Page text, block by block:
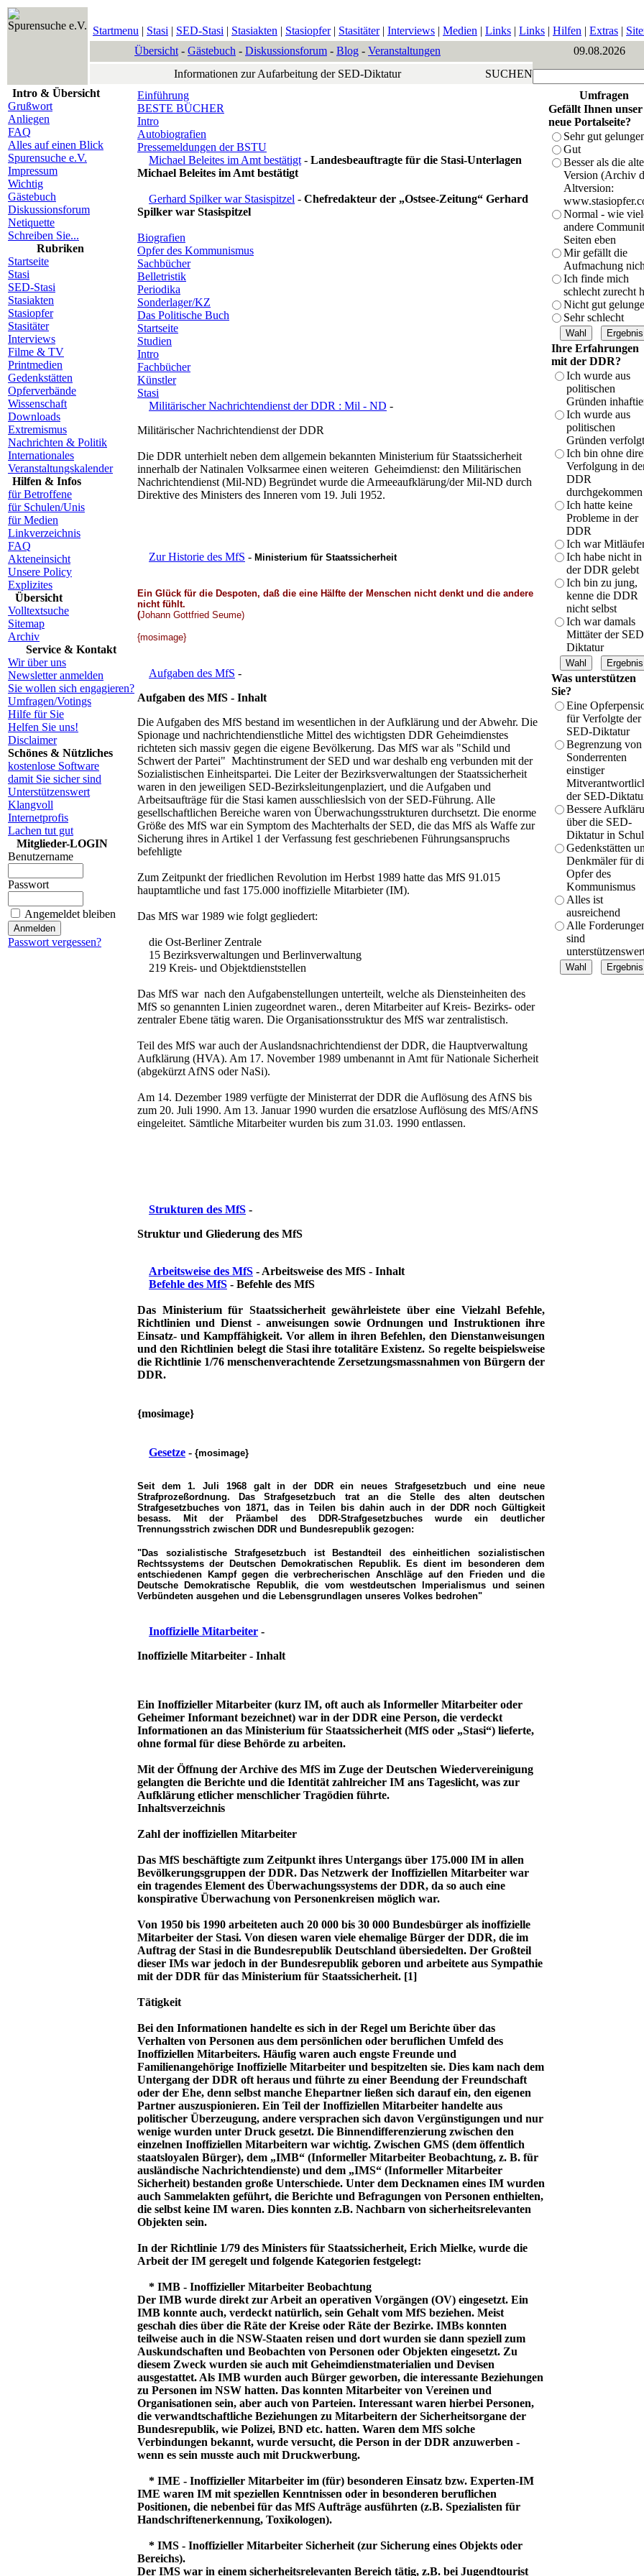
Spurensuche e.V. Startmenu | Stasi | SED-Stasi | Stasiakten | Stasiopfer| Stasitäter| Interviews | Medien | Links | Links | Hilfen | Extras |
Übersicht - Gästebuch - Diskussionsforum - Blog - Veranstaltungen
09.08.2026
Informationen zur Aufarbeitung der SED-Diktatur
SUCHEN
Intro & Übersicht
Grußwort
Anliegen
FAQ
Alles auf einen Blick
Spurensuche e.V.
Impressum
Wichtig
Gästebuch
Diskussionsforum
Netiquette
Schreiben Sie...
Rubriken
Startseite
Stasi
SED-Stasi
Stasiakten
Stasiopfer
Stasitäter
Interviews
Filme & TV
Printmedien
Gedenkstätten
Opferverbände
Wissenschaft
Downloads
Extremismus
Nachrichten & Politik
Internationales
Veranstaltungskalender
Hilfen & Infos
für Betroffene
für Schulen/Unis
für Medien
Linkverzeichnis
FAQ
Akteneinsicht
Unsere Policy
Explizites
Übersicht
Volltextsuche
Sitemap
Archiv
Service & Kontakt
Wir über uns
Newsletter anmelden
Sie wollen sich engagieren?
Umfragen/Votings
Hilfe für Sie
Helfen Sie uns!
Disclaimer
Schönes & Nützliches
kostenlose Software
damit Sie sicher sind
Unterstützenswert
Klangvoll
Internetprofis
Lachen tut gut
Mitglieder-LOGIN
Benutzername
Passwort
Angemeldet bleiben
Passwort vergessen?
Einführung
BESTE BÜCHER
Intro
Autobiografien
Pressemeldungen der BSTU
Michael Beleites im Amt bestätigt - Landesbeauftragte für die Stasi-Unterlagen
Michael Beleites im Amt bestätigt
Gerhard Spilker war Stasispitzel - Chefredakteur der „Ostsee-Zeitung“ Gerhard
Spilker war Stasispitzel
Biografien
Opfer des Kommunismus
Sachbücher
Belletristik
Periodika
Sonderlager/KZ
Das Politische Buch
Startseite
Studien
Intro
Fachbücher
Künstler
Stasi
Militärischer Nachrichtendienst der DDR : Mil - ND -
Militärischer Nachrichtendienst der DDR
Die DDR unterhielt neben dem allgemein bekannten Ministerium für Staatssicherheit
innerhalb der Natinalen Volksarmee einen weiteren Geheimdienst: den Militärischen
Nachrichtendienst (Mil-ND) Begründet wurde die Armeeaufklärung/der Mil-ND durch
Direktive des Ministers des Inneren vom 19. Juli 1952.
Zur Historie des MfS - Ministerium für Staatssicherheit
Ein Glück für die Despoten, daß die eine Hälfte der Menschen nicht denkt und die andere
nicht fühlt.
(Johann Gottfried Seume)
{mosimage}
Aufgaben des MfS -
Aufgaben des MfS - Inhalt
Die Aufgaben des MfS bestand im wesentlichen in der Aufklärung und der Abwehr. Die
Spionage und nachrichtendienstliche Mittel des wichtigsten DDR Geheimdienstes
richteten sich massiv gegen die eigene Bevölkerung. Das MfS war als "Schild und
Schwert der Partei" Machtinstrument der SED und war deshalb eng verbunden mit der
Sozialistischen Einheitspartei. Die Leiter der Bezirksverwaltungen der Staatssicherheit
waren in den jeweiligen SED-Bezirksleitungenplaziert, und die Aufgaben und
Arbeitsaufträge für die Stasi kamen ausschlieslsich von der SED-Führung. Alle
gesellschaftlichen Bereiche waren von Überwachungsstrukturen durchsetzt. Die enorme
Größe des MfS war ein Symptom des Machterhalts der SED, die das MfS als Waffe zur
Sicherung ihres in Artikel 1 der Verfassung fest geschriebenen Führungsanspruchs
befehligte
Zum Zeitpunkt der friedlichen Revolution im Herbst 1989 hatte das MfS 91.015
hauptamtliche und fast 175.000 inoffizielle Mitarbieter (IM).
Das MfS war 1989 wie folgt gegliedert:
die Ost-Berliner Zentrale
15 Bezirksverwaltungen und Berlinverwaltung
219 Kreis- und Objektdienststellen
Das MfS war nach den Aufgabenstellungen unterteilt, welche als Diensteinheiten des
MfS so genannten Linien zugeordnet waren., deren Mitarbeiter auf Kreis- Bezirks- oder
zentraler Ebene tätig waren. Die Organisationsstruktur des MfS war zentralistisch.
Teil des MfS war auch der Auslandsnachrichtendienst der DDR, die Hauptverwaltung
Aufklärung (HVA). Am 17. November 1989 umbenannt in Amt für Nationale Sicherheit
(abgekürzt AfNS oder NaSi).
Am 14. Dezember 1989 verfügte der Ministerrat der DDR die Auflösung des AfNS bis
zum 20. Juli 1990. Am 13. Januar 1990 wurden die ersatzlose Auflösung des MfS/AfNS
eingeleitet. Sämtliche Mitarbeiter wurden bis zum 31.03. 1990 entlassen.
Strukturen des MfS -
Struktur und Gliederung des MfS
Arbeitsweise des MfS - Arbeitsweise des MfS - Inhalt
Befehle des MfS - Befehle des MfS
Das Ministerium für Staatssicherheit gewährleistete über eine Vielzahl Befehle,
Richtlinien und Dienst - anweisungen sowie Ordnungen und Instruktionen ihre
Einsatz- und Kampffähigkeit. Vor allem in ihren Befehlen, den Dienstanweisungen
und den Richtlinien belegt die Stasi ihre totalitäre Existenz. So regelte beispielsweise
die Richtlinie 1/76 menschenverachtende Zersetzungsmassnahmen von Bürgern der
DDR.
{mosimage}
Gesetze - {mosimage}
Seit dem1. Juli 1968galt in der DDR ein neues Strafgesetzbuch und eine neue
Strafprozeßordnung. Das Strafgesetzbuch trat an die Stelle des alten deutschen
Strafgesetzbuches von 1871, das in Teilen bis dahin auch in der DDR noch Gültigkeit
besass. Mit der Präambel des DDR-Strafgesetzbuches wurde ein deutlicher
Trennungsstrich zwischen DDR und Bundesrepublik gezogen:
"Das sozialistische Strafgesetzbuch ist Bestandteil des einheitlichen sozialistischen
Rechtssystems der Deutschen Demokratischen Republik. Es dient im besonderen dem
entschiedenen Kampf gegen die verbrecherischen Anschläge auf den Frieden und die
Deutsche Demokratische Republik, die vom westdeutschen Imperialismus und seinen
Verbündeten ausgehen und die Lebensgrundlagen unseres Volkes bedrohen"
Inoffizielle Mitarbeiter -
Inoffizielle Mitarbeiter - Inhalt
Ein Inoffizieller Mitarbeiter (kurz IM, oft auch als Informeller Mitarbeiter oder
Geheimer Informant bezeichnet) war in der DDR eine Person, die verdeckt
Informationen an das Ministerium für Staatssicherheit (MfS oder „Stasi“) lieferte,
ohne formal für diese Behörde zu arbeiten.
Mit der Öffnung der Archive des MfS im Zuge der Deutschen Wiedervereinigung
gelangten die Berichte und die Identität zahlreicher IM ans Tageslicht, was zur
Aufklärung etlicher menschlicher Tragödien führte.
Inhaltsverzeichnis
Zahl der inoffiziellen Mitarbeiter
Das MfS beschäftigte zum Zeitpunkt ihres Untergangs über 175.000 IM in allen
Bevölkerungsgruppen der DDR. Das Netzwerk der Inoffiziellen Mitarbeiter war
ein tragendes Element des Überwachungssystems der DDR, da so auch eine
konspirative Überwachung von Personenkreisen möglich war.
Von 1950 bis 1990 arbeiteten auch 20 000 bis 30 000 Bundesbürger als inoffizielle
Mitarbeiter der Stasi. Von diesen waren viele ehemalige Bürger der DDR, die im
Auftrag der Stasi in die Bundesrepublik Deutschland übersiedelten. Der Großteil
dieser IMs war jedoch in der Bundesrepublik geboren und arbeitete aus Sympathie
mit der DDR für das Ministerium für Staatssicherheit. [1]
Tätigkeit
Bei den Informationen handelte es sich in der Regel um Berichte über das
Verhalten von Personen aus dem persönlichen oder beruflichen Umfeld des
Inoffiziellen Mitarbeiters. Häufig waren auch engste Freunde und
Familienangehörige Inoffizielle Mitarbeiter und bespitzelten sie. Dies kam nach dem
Untergang der DDR oft heraus und führte zu einer Beendung der Freundschaft
oder der Ehe, denn selbst manche Ehepartner ließen sich darauf ein, den eigenen
Partner auszuspionieren. Ein Teil der Inoffiziellen Mitarbeiter handelte aus
politischer Überzeugung, andere versprachen sich davon Vergünstigungen und nur
wenige wurden unter Druck gesetzt. Die Binnendifferenzierung zwischen den
einzelnen Inoffiziellen Mitarbeitern war wichtig. Zwischen GMS (dem öffentlich
staatsloyalen Bürger), dem „IMB“ (Informeller Mitarbeiter Beobachtung, z. B. für
ausländische Nachrichtendienste) und dem „IMS“ (Informeller Mitarbeiter
Sicherheit) bestanden große Unterschiede. Unter dem Decknamen eines IM wurden
auch Sammelakten geführt, die Berichte und Befragungen von Personen enthielten,
die selbst keine IM waren. Dies konnten z.B. Nachbarn von sicherheitsrelevanten
Objekten sein.
In der Richtlinie 1/79 des Ministers für Staatssicherheit, Erich Mielke, wurde die
Arbeit der IM geregelt und folgende Kategorien festgelegt:
* IMB - Inoffizieller Mitarbeiter Beobachtung
Der IMB wurde direkt zur Arbeit an operativen Vorgängen (OV) eingesetzt. Ein
IMB konnte auch, verdeckt natürlich, sein Gehalt vom MfS beziehen. Meist
geschah dies über die Räte der Kreise oder Räte der Bezirke. IMBs konnten
teilweise auch in die NSW-Staaten reisen und dort wurden sie dann speziell zum
Auskundschaften und Beobachten von Personen oder Objekten eingesetzt. Zu
diesem Zweck wurden sie auch mit Geheimdienstmaterialien und Devisen
ausgestattet. Als IMB wurden auch Bürger geworben, die interessante Beziehungen
zu Personen im NSW hatten. Das konnten Mitarbeiter von Vereinen und
Organisationen sein, aber auch von Parteien. Interessant waren hierbei Personen,
die verwandtschaftliche Beziehungen zu Mitarbeitern der Sicherheitsorgane der
Bundesrepublik, wie Polizei, BND etc. hatten. Waren dem MfS solche
Verbindungen bekannt, wurde versucht, die Person in der DDR anzuwerben -
wenn es sein musste auch mit Druckwerbung.
* IME - Inoffizieller Mitarbeiter im (für) besonderen Einsatz bzw. Experten-IM
IME waren IM mit speziellen Kenntnissen oder in besonderen beruflichen
Positionen, die nebenbei für das MfS Aufträge ausführten (z.B. Spezialisten für
Handschriftenerkennung, Toxikologen).
* IMS - Inoffizieller Mitarbeiter Sicherheit (zur Sicherung eines Objekts oder
Bereichs).
Der IMS war in einem sicherheitsrelevanten Bereich tätig, z.B. bei Jugendtourist
Umfragen
Gefällt Ihnen unser
neue Portalseite?
Sehr gut
Gut
Besser als die alte
Version (Archiv
Altversion:
Normal - wie
andere
Seiten eben
Mir gefällt die
Aufmachung
Ich finde mich
schlecht zurecht
Nicht gut
Sehr schlecht
Ihre Erfahrungen
mit der DDR?
Ich wurde aus
politischen
Gründen
Ich wurde aus
politischen
Gründen verfolgt
Ich bin ohne
Verfolgung in
DDR
durchgekommen
Ich hatte keine
Probleme in der
DDR
Ich war
Ich habe nicht in
der DDR gelebt
Ich bin zu jung,
kenne die DDR
nicht selbst
Ich war damals
Mittäter der
Diktatur
Was unterstützen
Sie?
Eine
für Verfolgte der
SED-Diktatur
Begrenzung von
Sonderrenten
einstiger
der SED-
Bessere
über die SED-
Diktatur in
Gedenkstätten
Denkmäler für
Opfer des
Kommunismus
Alles ist
ausreichend
Alle
sind